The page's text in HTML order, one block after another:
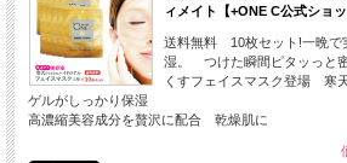
ィメイト【+ONE C公式ショッ
送料無料 10枚セット!一晩
湿。 つけた瞬間ピタッっと
くすフェイスマスク登場 寒
ゲルがしっかり保湿
高濃縮美容成分を贅沢に配合 乾燥肌に